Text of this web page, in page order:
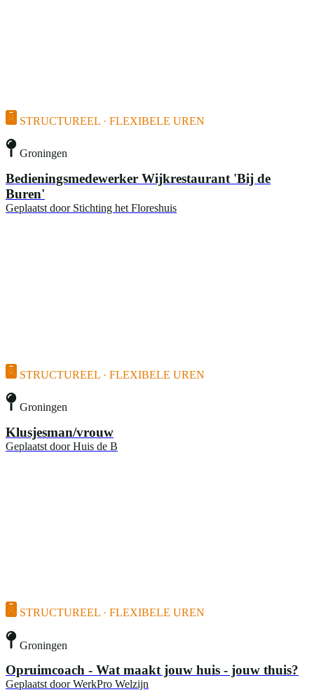
STRUCTUREEL · FLEXIBELE UREN
Groningen
Bedieningsmedewerker Wijkrestaurant 'Bij de
Buren'
Geplaatst door Stichting het Floreshuis
STRUCTUREEL · FLEXIBELE UREN
Groningen
Klusjesman/vrouw
Geplaatst door Huis de B
STRUCTUREEL · FLEXIBELE UREN
Groningen
Opruimcoach - Wat maakt jouw huis - jouw thuis?
Geplaatst door WerkPro Welzijn